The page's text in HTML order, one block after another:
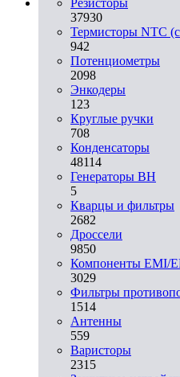
37930
Термисторы NTC
942
Потенциометры
2098
Энкодеры
123
Круглые ручки
708
Конденсаторы
48114
Генераторы ВН
5
Кварцы и фильтры
2682
Дроссели
9850
Компоненты EMI/
3029
Фильтры
1514
Антенны
559
Варисторы
2315